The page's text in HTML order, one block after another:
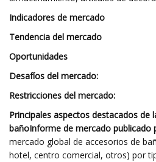
Indicadores de mercado
Tendencia del mercado
Oportunidades
Desafíos del mercado:
Restricciones del mercado:
Principales aspectos destacados de
bañoInforme de mercado publicado
mercado global de accesorios de
hotel, centro comercial, otros) por